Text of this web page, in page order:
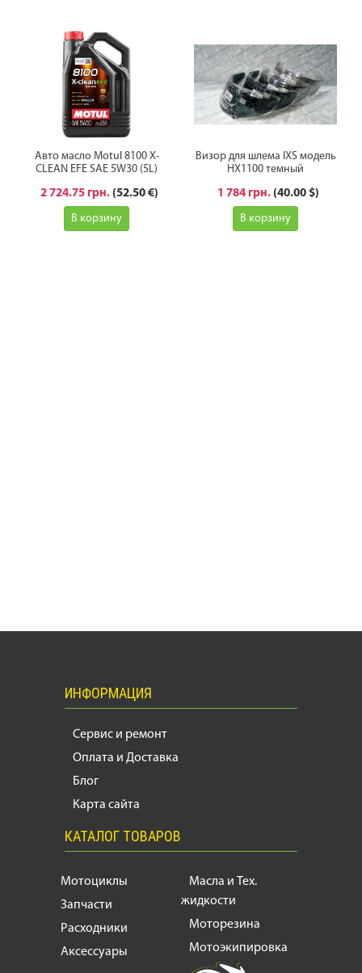
Авто масло Motul 8100 X-
CLEAN EFE SAE 5W30 (5L)
2 724.75 грн. (52.50 €)
В корзину
Визор для шлема IXS модель
HX1100 темный
1 784 грн. (40.00 $)
В корзину
ИНФОРМАЦИЯ
Сервис и ремонт
Оплата и Доставка
Блог
Карта сайта
КАТАЛОГ ТОВАРОВ
Мотоциклы
Запчасти
Расходники
Аксессуары
Масла и Тех.
жидкости
Моторезина
Мотоэкипировка